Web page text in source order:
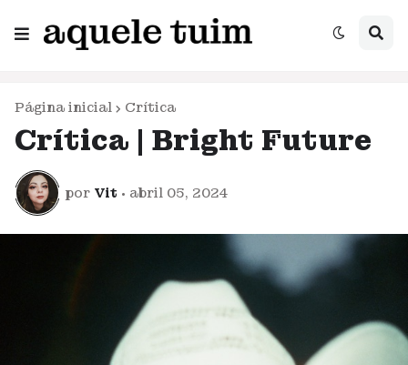
Página inicial Crítica
Crítica | Bright Future
por Vit • abril 05, 2024